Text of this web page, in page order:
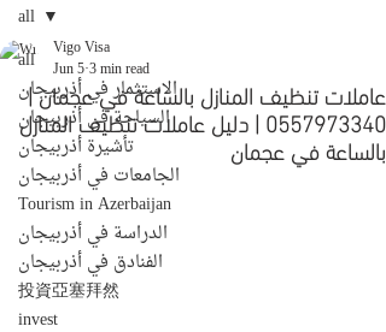
all
الاستثمار في أذربيجان
السياحة في أذربيجان
تأشيرة أذربيجان
الجامعات في أذربيجان
Tourism in Azerbaijan
الدراسة في أذربيجان
الفنادق في أذربيجان
投資亞塞拜然
invest
all
عاملات تنظيف المنازل بالساعة في عجمان |
0557973340 | دليل عاملات تنظيف المنازل
بالساعة في عجمان
Vigo Visa
Jun 53 min read